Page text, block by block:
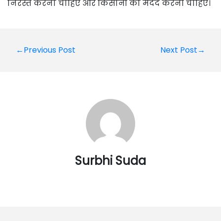
निरस्त करना चाहिए और किसानों की मदद करनी चाहिए।
Post
←Previous Post Next Post→
Surbhi Suda